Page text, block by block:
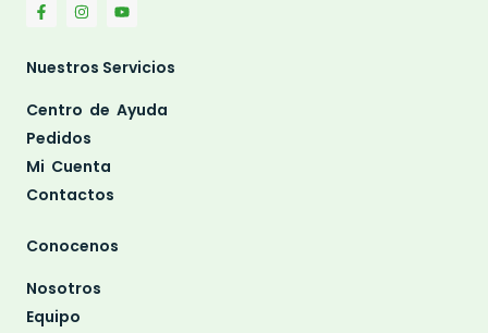
Nuestros Servicios
Centro de Ayuda
Pedidos
Mi Cuenta
Contactos
Conocenos
Nosotros
Equipo